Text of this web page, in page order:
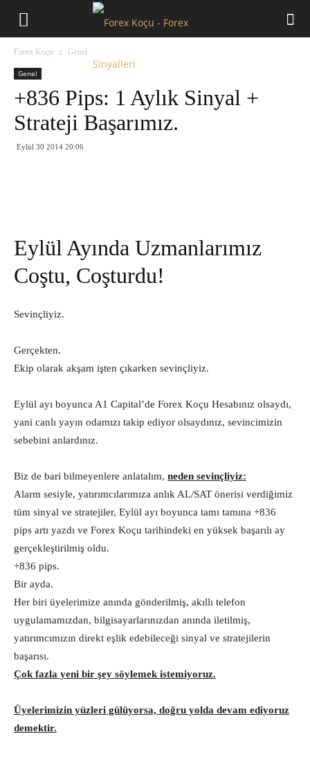
Forex Koçu Genel
Genel
+836 Pips: 1 Aylık Sinyal +
Strateji Başarımız.
Eylül 30 2014 20:06
Eylül Ayında Uzmanlarımız
Coştu, Coşturdu!
Sevinçliyiz.
Gerçekten.
Ekip olarak akşam işten çıkarken sevinçliyiz.
Eylül ayı boyunca A1 Capital’de Forex Koçu Hesabınız olsaydı,
yani canlı yayın odamızı takip ediyor olsaydınız, sevincimizin
sebebini anlardınız.
Biz de bari bilmeyenlere anlatalım, neden sevinçliyiz:
Alarm sesiyle, yatırımcılarımıza anlık AL/SAT önerisi verdiğimiz
tüm sinyal ve stratejiler, Eylül ayı boyunca tamı tamına +836
pips artı yazdı ve Forex Koçu tarihindeki en yüksek başarılı ay
gerçekleştirilmiş oldu.
+836 pips.
Bir ayda.
Her biri üyelerimize anında gönderilmiş, akıllı telefon
uygulamamızdan, bilgisayarlarınızdan anında iletilmiş,
yatırımcımızın direkt eşlik edebileceği sinyal ve stratejilerin
başarısı.
Çok fazla yeni bir şey söylemek istemiyoruz.
Üyelerimizin yüzleri gülüyorsa, doğru yolda devam ediyoruz
demektir.